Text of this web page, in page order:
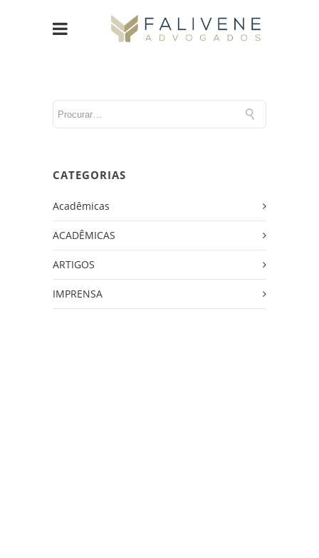
CATEGORIAS
Acadêmicas
ACADÊMICAS
ARTIGOS
IMPRENSA